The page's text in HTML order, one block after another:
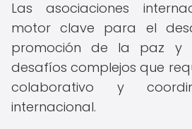
Las asociaciones
motor clave para el
promoción de la paz y
desafíos complejos que
colaborativo y
internacional.